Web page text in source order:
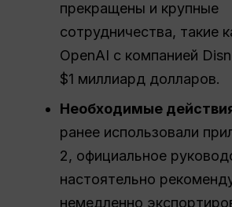
прекращены и крупные
сотрудничества, такие
OpenAI с компанией
$1 миллиард долларов.
Необходимые
ранее использовали
2, официальное
настоятельно
немедленно